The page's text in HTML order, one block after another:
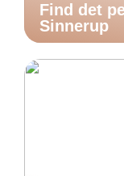
Find det
Sinnerup